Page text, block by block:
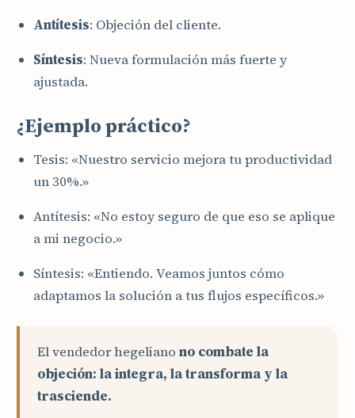
Antítesis: Objeción del cliente.
Síntesis: Nueva formulación más fuerte y
ajustada.
¿Ejemplo práctico?
Tesis: «Nuestro servicio mejora tu productividad
un 30%.»
Antítesis: «No estoy seguro de que eso se aplique
a mi negocio.»
Síntesis: «Entiendo. Veamos juntos cómo
adaptamos la solución a tus flujos específicos.»
El vendedor hegelianono combate la
objeción: la integra, la transforma y la
trasciende.